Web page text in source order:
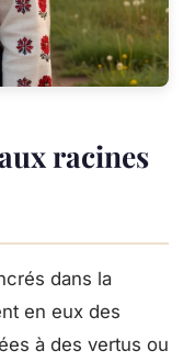
racines
dans la
en eux des
à des vertus ou